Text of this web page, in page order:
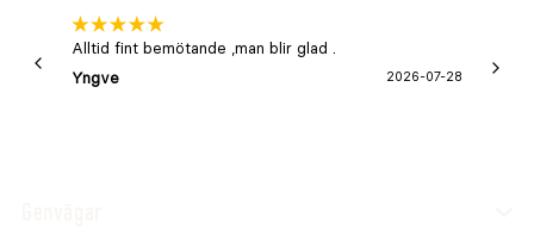
Alltid fint bemötande ,man blir glad .
Yngve
2026-07-28